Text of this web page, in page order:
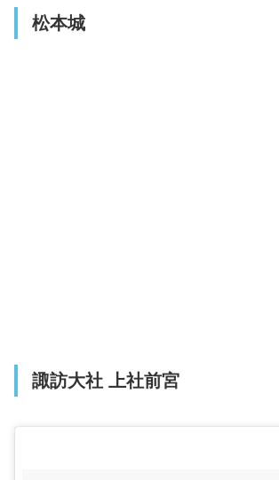
松本城
諏訪大社 上社前宮